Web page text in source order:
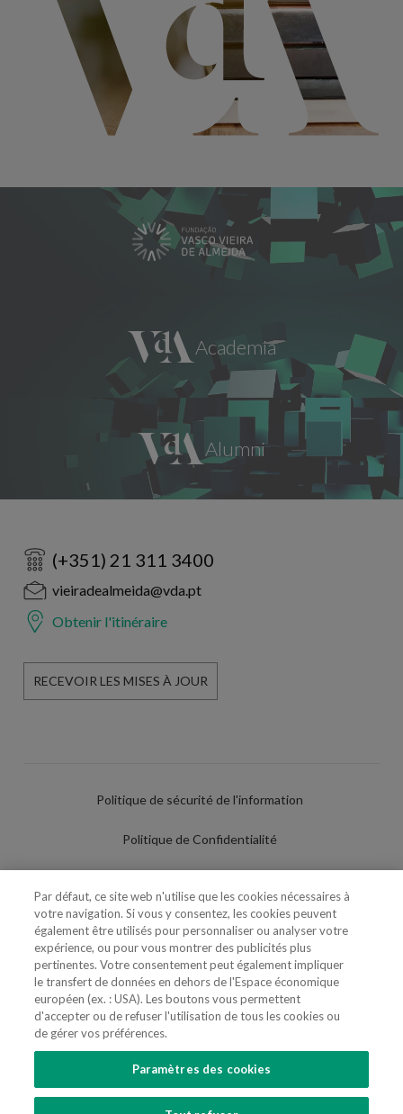
(+351) 21 311 3400
vieiradealmeida@vda.pt
Obtenir l'itinéraire
RECEVOIR LES MISES À JOUR
Politique de sécurité de l'information
Politique de Confidentialité
Politique de Cookies
Paramètres des cookies
Utilisation Frauduleuse du Nom/Brand
SUIVEZ-NOUS
Par défaut, ce site web n'utilise que les cookies nécessaires à
votre navigation. Si vous y consentez, les cookies peuvent
également être utilisés pour personnaliser ou analyser votre
expérience, ou pour vous montrer des publicités plus
pertinentes. Votre consentement peut également impliquer
le transfert de données en dehors de l'Espace économique
européen (ex. : USA). Les boutons vous permettent
d'accepter ou de refuser l'utilisation de tous les cookies ou
de gérer vos préférences.
Paramètres des cookies